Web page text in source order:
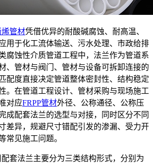
管材凭借优异的耐酸碱腐蚀、耐高温、
用于化工流体输送、污水处理、市政给排
腐蚀性介质管道工程中，法兰作为管道系
、管材与阀门、管材与设备可拆卸连接的
配度直接决定管道整体密封性、结构稳定
。在管道工程设计、管材采购与现场施工
对应FRPP管材外径、公称通径、公称压
成配套法兰的选型与对接，同时区分不同
差异，规避尺寸错配引发的渗漏、受力开
常见施工问题。
套法兰主要分为三类结构形式，分别为